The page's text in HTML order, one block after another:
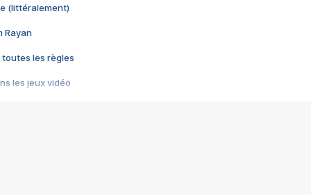
(littéralement)
Rayan
toutes les règles
les jeux vidéo